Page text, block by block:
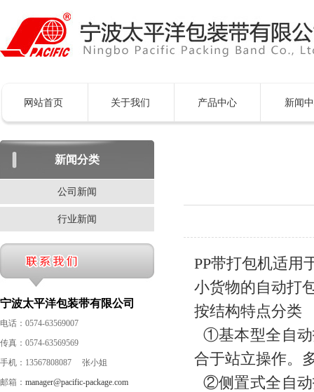
网站首页 关于我们 产品中心 新闻
新闻分类
公司新闻
行业新闻
宁波太平洋包装带有限公司
电话：0574-63569007
传真：0574-63569569
手机：13567808087 张小姐
邮箱： manager@pacific-package.com
PP带打包机适用
小货物的自动打
按结构特点分类
①基本型全自动
合于站立操作。
②侧置式全自动